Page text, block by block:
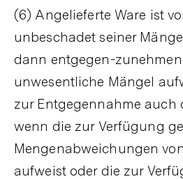
(6) Angelieferte Ware ist
unbeschadet seiner
dann entgegen-
unwesentliche Mängel
zur Entgegennahme auch
wenn die zur Verfügung
Mengenabweichungen
aufweist oder die zur